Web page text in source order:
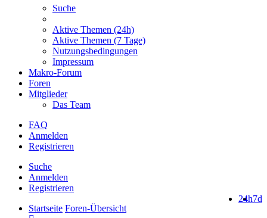
Suche
Aktive Themen (24h)
Aktive Themen (7 Tage)
Nutzungsbedingungen
Impressum
Makro-Forum
Foren
Mitglieder
Das Team
FAQ
Anmelden
Registrieren
Suche
Anmelden
Registrieren
7d
24h
Startseite Foren-Übersicht